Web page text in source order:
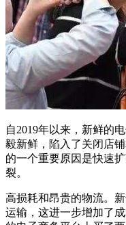
自2019年以来，新鲜的
毅新鲜，陷入了关闭店
的一个重要原因是快速
裂。
高损耗和昂贵的物流。
运输，这进一步增加了